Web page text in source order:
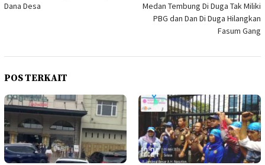
Dana Desa
Medan Tembung Di Duga Tak Miliki
PBG dan Dan Di Duga Hilangkan
Fasum Gang
POS TERKAIT